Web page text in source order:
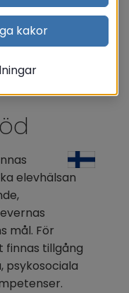
elevhälsan
mål. För
finnas tillgång
psykosociala
kakor